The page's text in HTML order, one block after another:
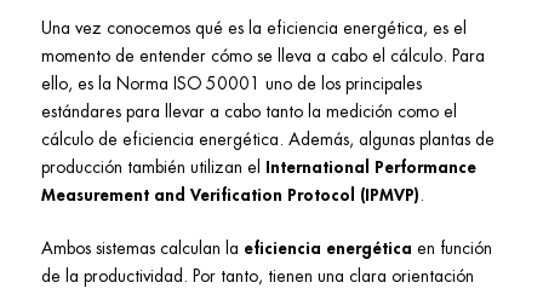
Una vez conocemos qué es la eficiencia energética, es el
momento de entender cómo se lleva a cabo el cálculo. Para
ello, es la Norma ISO 50001 uno de los principales
estándares para llevar a cabo tanto la medición como el
cálculo de eficiencia energética. Además, algunas plantas de
producción también utilizan el
International Performance
Measurement and Verification Protocol (IPMVP)
Ambos sistemas calculan la eficiencia energética en función
de la productividad. Por tanto, tienen una clara orientación